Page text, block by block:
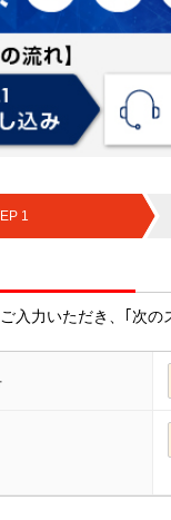
1
入力いただき、｢次の